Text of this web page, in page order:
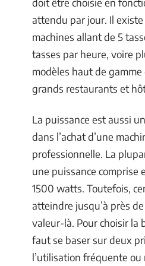
doit être choisie en
attendu par jour. Il
machines allant de 5
tasses par heure, voire
modèles haut de
grands restaurants et
La puissance est aussi
dans l’achat d’une
professionnelle. La
une puissance
1500 watts. Toutefois,
atteindre jusqu’à près
valeur-là. Pour choisir la
faut se baser sur deux
l’utilisation fréquente ou